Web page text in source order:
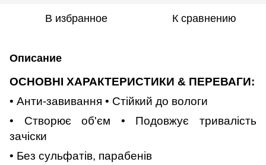
В избранное К сравнению
Описание
ОСНОВНІ ХАРАКТЕРИСТИКИ & ПЕРЕВАГИ:
• Анти-завивання • Стійкий до вологи
• Створює об'єм • Подовжує тривалість
зачіски
• Без сульфатів, парабенів